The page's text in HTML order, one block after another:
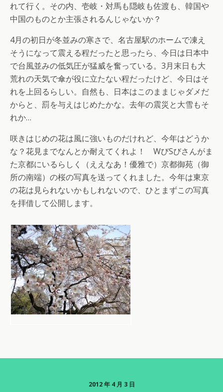
れて行く。その内、壱岐・対馬も隠岐も佐渡も、韓国や
中国のものとか主張されるんじゃないか？
4月の初日が冬並みの寒さで、名古屋駅のホームで凍え
そうになって震える程だったと思ったら、今日は日本中
で台風並みの低気圧が猛威を奮っている。3月末日も大
荒れの天気で傘が役に立たない程だったけど、今日はそ
れを上回るらしい。自然も、日本はこのままじゃダメだ
からと、罰を与えはじめたかな。去年の震災と大雪もそ
れか…
咲きはじめの花は風に強いものだけれど、今年はどうか
な？花見までなんとか耐えてくれよ！ WびSびさんがま
た京都にいるらしく（ええなあ！優雅で）京都御苑（御
所の南端）の桜の写真を送ってくれました。今年は東京
の花は見られないかもしれないので、ひとまずこの写真
を拝借して公開します。
2012 年 4 月 3 日